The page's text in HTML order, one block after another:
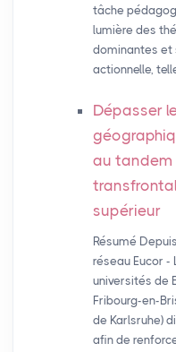
tâche
lumière des
dominantes et
actionnelle,
Dépasser
au
supérieur
Résumé
réseau Eucor -
universités de
Fribourg-en-
de Karlsruhe)
afin de